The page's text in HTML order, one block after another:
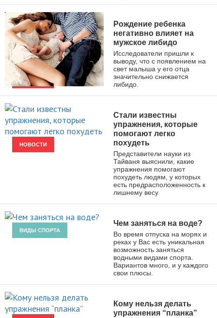
Рождение ребенка
негативно влияет на
мужское либидо
Исследователи пришли к
выводу, что с появлением на
свет малыша у его отца
значительно снижается
либидо.
НОВОСТИ
Стали известны
упражнения, которые
помогают легко
похудеть
Представители науки из
Тайваня выяснили, какие
упражнения помогают
похудеть людям, у которых
есть предрасположенность к
лишнему весу
ВИДЫ СПОРТА
Чем заняться на воде?
Во время отпуска на морях и
реках у Вас есть уникальная
возможность заняться
водными видами спорта.
Вариантов много, и у каждого
свои плюсы.
Кому нельзя делать
упражнения “планка”